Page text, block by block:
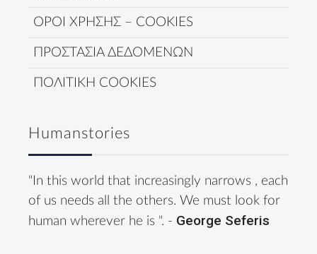
ΟΡΟΙ ΧΡΗΣΗΣ – COOKIES
ΠΡΟΣΤΑΣΙΑ ΔΕΔΟΜΕΝΩΝ
ΠΟΛΙΤΙΚΗ COOKIES
Humanstories
"In this world that increasingly narrows , each
of us needs all the others. We must look for
human wherever he is ". - George Seferis